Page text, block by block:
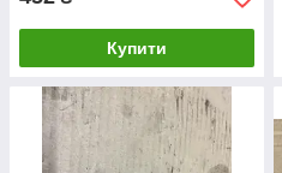
Купити